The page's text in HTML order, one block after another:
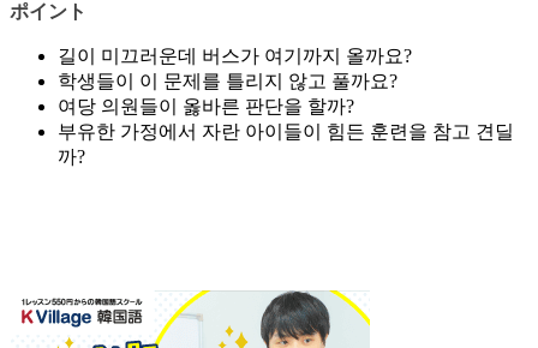
ポイント
길이 미끄러운데 버스가 여기까지 올까요?
학생들이 이 문제를 틀리지 않고 풀까요?
여당 의원들이 옳바른 판단을 할까?
부유한 가정에서 자란 아이들이 힘든 훈련을 참고 견딜
까?